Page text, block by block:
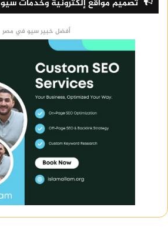
تصميم مواقع إلكترونية وخدمات سيو
أفضل خبير سيو في مصر